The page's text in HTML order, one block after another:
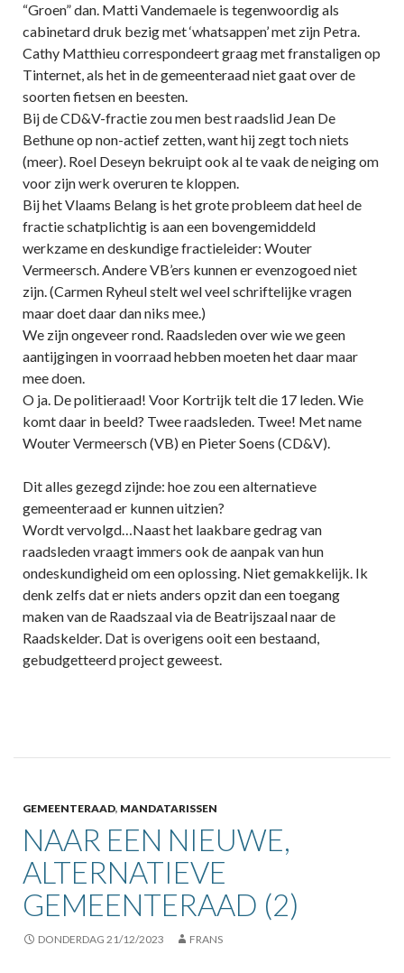
“Groen” dan. Matti Vandemaele is tegenwoordig als
cabinetard druk bezig met ‘whatsappen’ met zijn Petra.
Cathy Matthieu correspondeert graag met franstaligen op
Tinternet, als het in de gemeenteraad niet gaat over de
soorten fietsen en beesten.
Bij de CD&V-fractie zou men best raadslid Jean De
Bethune op non-actief zetten, want hij zegt toch niets
(meer). Roel Deseyn bekruipt ook al te vaak de neiging om
voor zijn werk overuren te kloppen.
Bij het Vlaams Belang is het grote probleem dat heel de
fractie schatplichtig is aan een bovengemiddeld
werkzame en deskundige fractieleider: Wouter
Vermeersch. Andere VB’ers kunnen er evenzogoed niet
zijn. (Carmen Ryheul stelt wel veel schriftelijke vragen
maar doet daar dan niks mee.)
We zijn ongeveer rond. Raadsleden over wie we geen
aantijgingen in voorraad hebben moeten het daar maar
mee doen.
O ja. De politieraad! Voor Kortrijk telt die 17 leden. Wie
komt daar in beeld? Twee raadsleden. Twee! Met name
Wouter Vermeersch (VB) en Pieter Soens (CD&V).
Dit alles gezegd zijnde: hoe zou een alternatieve
gemeenteraad er kunnen uitzien?
Wordt vervolgd…Naast het laakbare gedrag van
raadsleden vraagt immers ook de aanpak van hun
ondeskundigheid om een oplossing. Niet gemakkelijk. Ik
denk zelfs dat er niets anders opzit dan een toegang
maken van de Raadszaal via de Beatrijszaal naar de
Raadskelder. Dat is overigens ooit een bestaand,
gebudgetteerd project geweest.
GEMEENTERAAD, MANDATARISSEN
NAAR EEN NIEUWE,
ALTERNATIEVE
GEMEENTERAAD (2)
DONDERDAG 21/12/2023 FRANS